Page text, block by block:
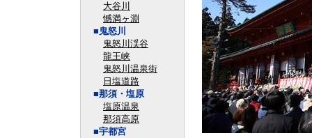
大谷川
憾満ヶ淵
■鬼怒川
鬼怒川渓谷
龍王峡
鬼怒川温泉街
日塩道路
■那須・塩原
塩原温泉
那須高原
■宇都宮